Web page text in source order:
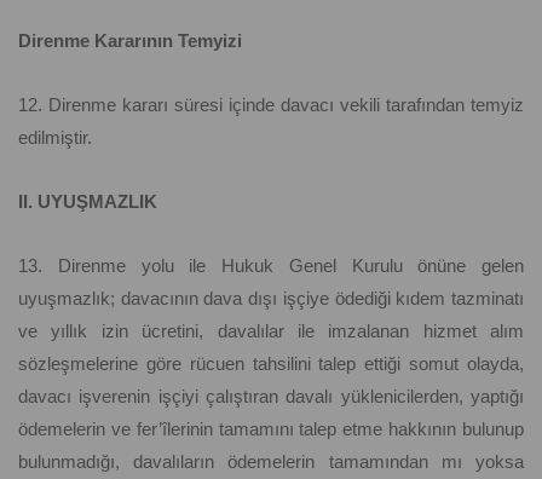
Direnme Kararının Temyizi
12. Direnme kararı süresi içinde davacı vekili tarafından temyiz
edilmiştir.
II. UYUŞMAZLIK
13. Direnme yolu ile Hukuk Genel Kurulu önüne gelen
uyuşmazlık; davacının dava dışı işçiye ödediği kıdem tazminatı
ve yıllık izin ücretini, davalılar ile imzalanan hizmet alım
sözleşmelerine göre rücuen tahsilini talep ettiği somut olayda,
davacı işverenin işçiyi çalıştıran davalı yüklenicilerden, yaptığı
ödemelerin ve fer’îlerinin tamamını talep etme hakkının bulunup
bulunmadığı, davalıların ödemelerin tamamından mı yoksa